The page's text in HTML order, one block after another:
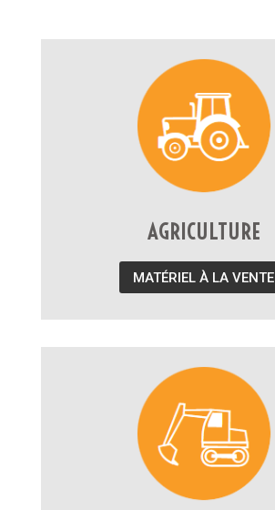
AGRICULTURE
MATÉRIEL À LA VENTE